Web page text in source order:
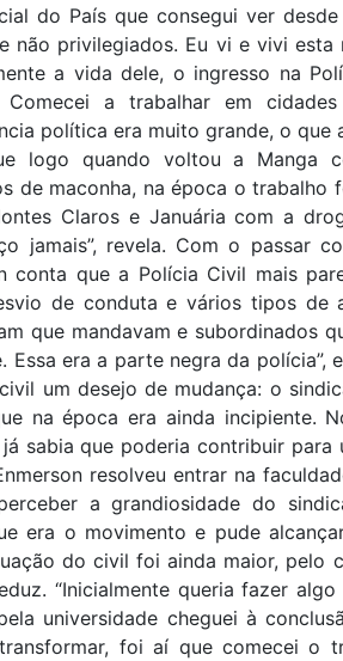
do País que consegui ver
não privilegiados. Eu vi e vivi esta
a vida dele, o ingresso na
a trabalhar em cidades
política era muito grande, o que
logo quando voltou a Manga
de maconha, na época o trabalho
Claros e Januária com a
jamais”, revela. Com o passar
conta que a Polícia Civil mais
de conduta e vários tipos de
que mandavam e subordinados
era a parte negra da polícia”,
um desejo de mudança: o
na época era ainda incipiente.
sabia que poderia contribuir para
resolveu entrar na
a grandiosidade do
era o movimento e pude
do civil foi ainda maior, pelo
“Inicialmente queria fazer
universidade cheguei à
foi aí que comecei o